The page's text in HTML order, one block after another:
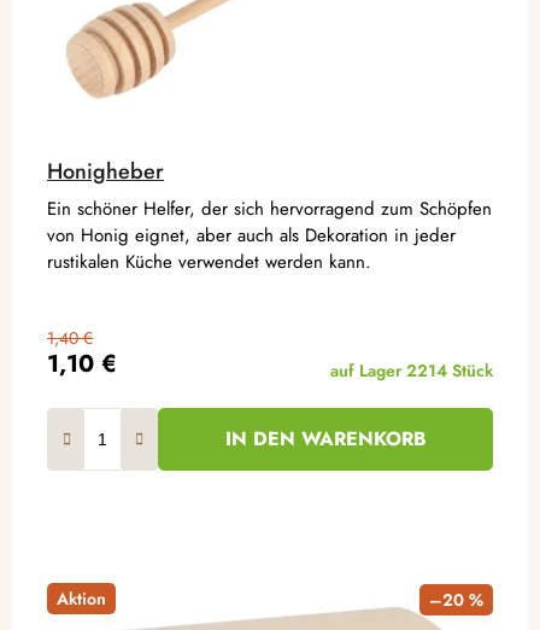
Honigheber
1,10 €
1,40 €
auf Lager 2214 Stück
IN DEN WARENKORB
Ein schöner Helfer, der sich hervorragend zum Schöpfen
von Honig eignet, aber auch als Dekoration in jeder
rustikalen Küche verwendet werden kann.
Aktion –20 %